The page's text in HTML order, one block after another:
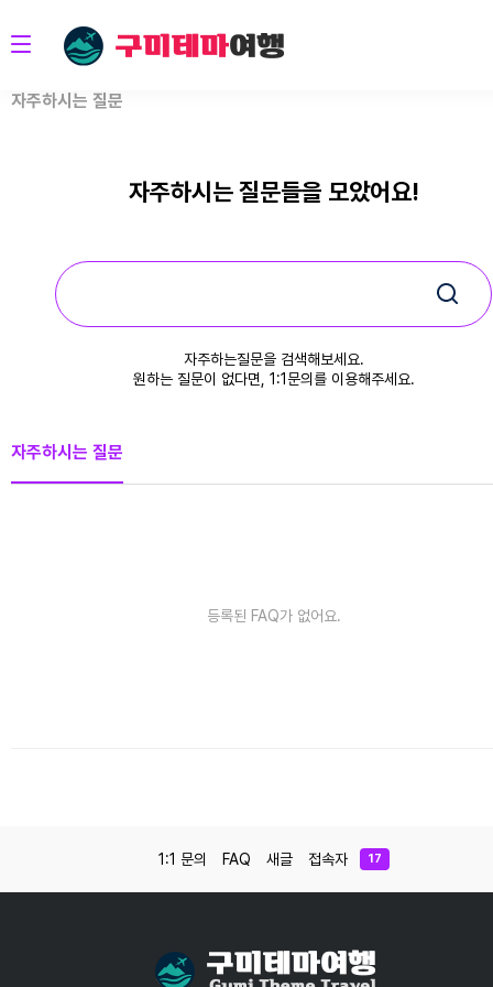
자주하시는 질문
자주하시는 질문들을 모았어요!
자주하는질문을 검색해보세요.
원하는 질문이 없다면, 1:1문의를 이용해주세요.
자주하시는 질문
등록된 FAQ가 없어요.
1:1 문의 FAQ 새글 접속자 17